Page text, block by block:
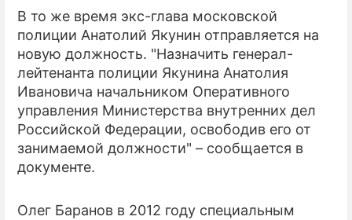
ПРЕСС-РЕЛИЗЫ
О ПРОЕКТЕ
В то же время экс-глава московской
полиции Анатолий Якунин отправляется на
новую должность. "Назначить генерал-
лейтенанта полиции Якунина Анатолия
Ивановича начальником Оперативного
управления Министерства внутренних дел
Российской Федерации, освободив его от
занимаемой должности" – сообщается в
документе.
Олег Баранов в 2012 году специальным